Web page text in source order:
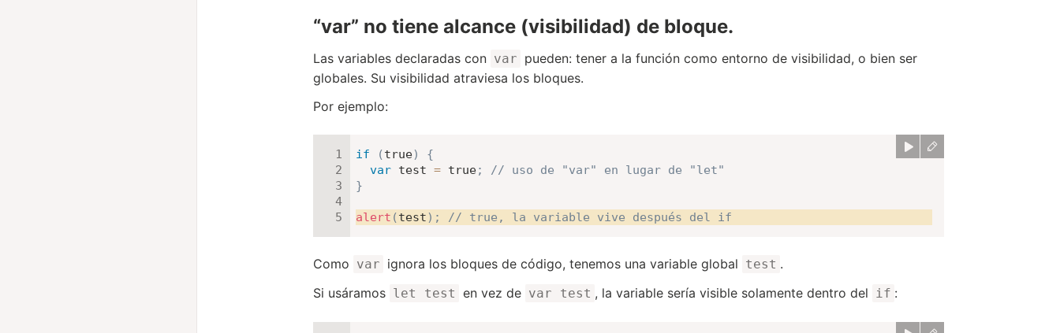
“var” no tiene alcance (visibilidad) de bloque.
Las variables declaradas con var pueden: tener a la función como entorno de visibilidad, o bien ser
globales. Su visibilidad atraviesa los bloques.
Por ejemplo:
if (true)
{
var test = true;
// uso de "var" en lugar de "let"
}
alert (test) ; // true, la variable vive después del if
Como var ignora los bloques de código, tenemos una variable global test .
Si usáramos let test en vez de var test , la variable sería visible solamente dentro del if :